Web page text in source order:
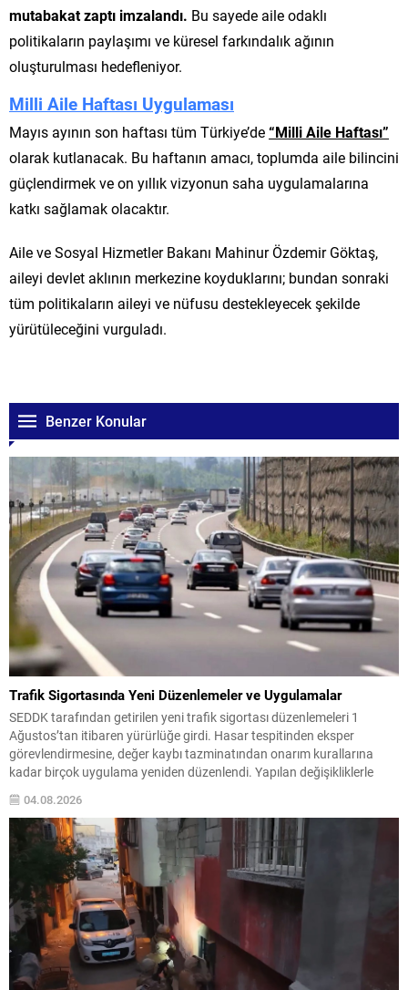
mutabakat zaptı imzalandı. Bu sayede aile odaklı
politikaların paylaşımı ve küresel farkındalık ağının
oluşturulması hedefleniyor.
Milli Aile Haftası Uygulaması
Mayıs ayının son haftası tüm Türkiye’de“Milli Aile Haftası”
olarak kutlanacak. Bu haftanın amacı, toplumda aile bilincini
güçlendirmek ve on yıllık vizyonun saha uygulamalarına
katkı sağlamak olacaktır.
Aile ve Sosyal Hizmetler Bakanı Mahinur Özdemir Göktaş,
aileyi devlet aklının merkezine koyduklarını; bundan sonraki
tüm politikaların aileyi ve nüfusu destekleyecek şekilde
yürütüleceğini vurguladı.
Benzer Konular
Trafik Sigortasında Yeni Düzenlemeler ve Uygulamalar
SEDDK tarafından getirilen yeni trafik sigortası düzenlemeleri 1
Ağustos’tan itibaren yürürlüğe girdi. Hasar tespitinden eksper
görevlendirmesine, değer kaybı tazminatından onarım kurallarına
kadar birçok uygulama yeniden düzenlendi. Yapılan değişikliklerle
Özellikle ekspertiz uygulamaları ve hasar bildirim mekanizmalarında
merkezi sistemlerin kullanımı öne çıkıyor. Akıllı Eksper Ataması...
04.08.2026